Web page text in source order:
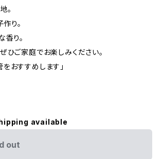
。
り。
り。
ひご家庭でお楽しみください。
おすすめします」
available
out